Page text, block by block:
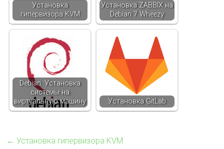
Установка
гипервизора KVM
Установка ZABBIX на
Debian 7 Wheezy
Debian. Установка
системы на
виртуальную машину
Установка GitLab
← Установка гипервизора KVM